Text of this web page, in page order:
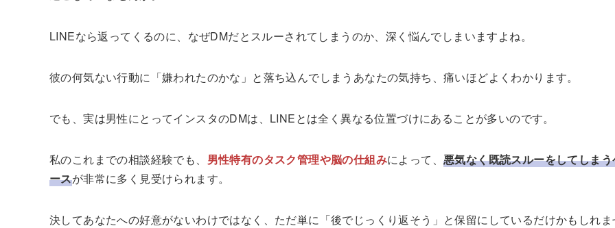
LINEなら返ってくるのに、なぜDMだとスルーされてしまうのか、深く悩んでしまいますよね。
彼の何気ない行動に「嫌われたのかな」と落ち込んでしまうあなたの気持ち、痛いほどよくわかります。
でも、実は男性にとってインスタのDMは、LINEとは全く異なる位置づけにあることが多いのです。
私のこれまでの相談経験でも、 男性特有のタスク管理や脳の仕組みによって、悪気なく既読スルーをしてしま
ースが非常に多く見受けられます。
決してあなたへの好意がないわけではなく、ただ単に「後でじっくり返そう」と保留にしているだけかもしれ